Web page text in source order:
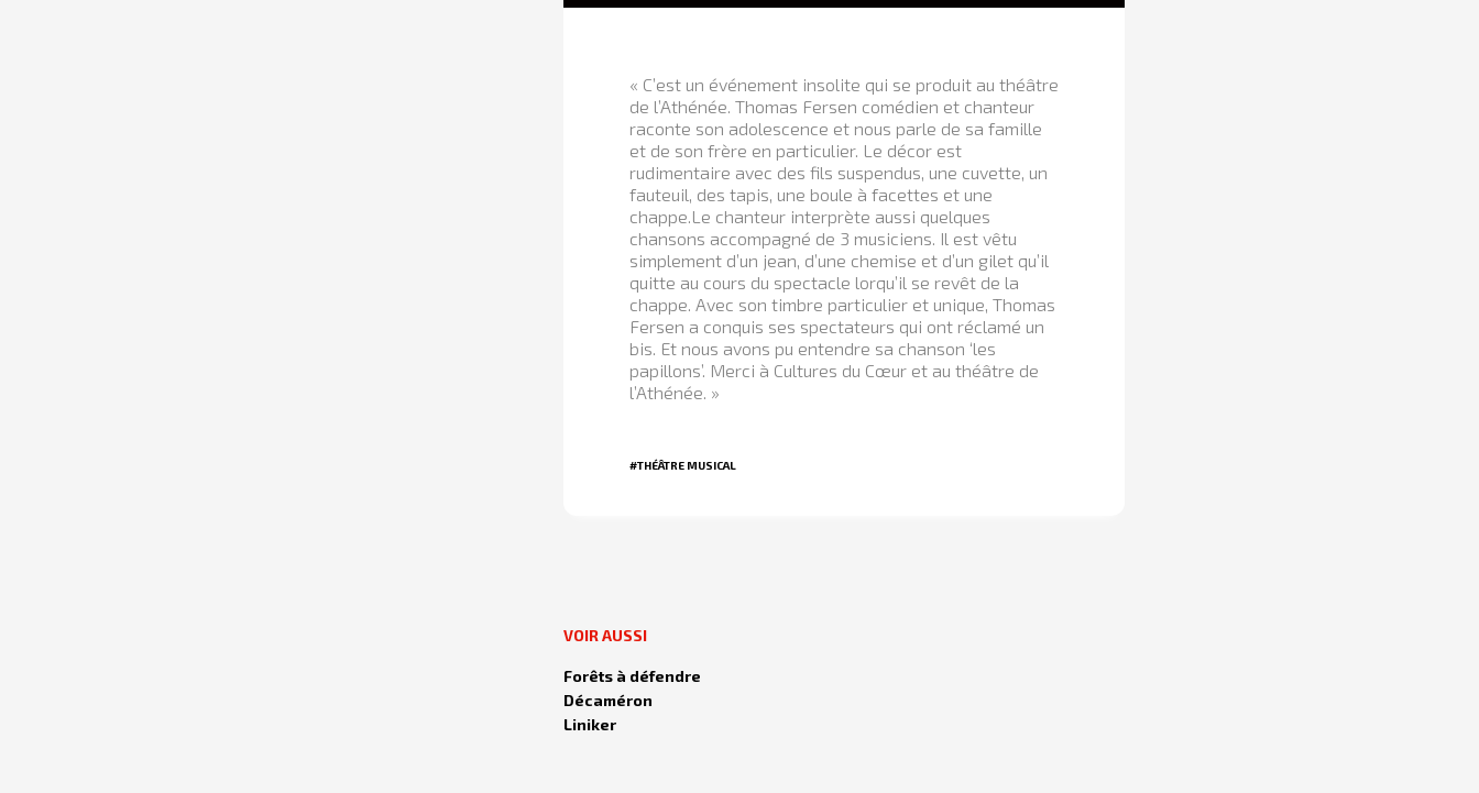
« C’est un événement insolite qui se produit au théâtre
de l’Athénée. Thomas Fersen comédien et chanteur
raconte son adolescence et nous parle de sa famille
et de son frère en particulier. Le décor est
rudimentaire avec des fils suspendus, une cuvette, un
fauteuil, des tapis, une boule à facettes et une
chappe.Le chanteur interprète aussi quelques
chansons accompagné de 3 musiciens. Il est vêtu
simplement d’un jean, d’une chemise et d’un gilet qu’il
quitte au cours du spectacle lorqu’il se revêt de la
chappe. Avec son timbre particulier et unique, Thomas
Fersen a conquis ses spectateurs qui ont réclamé un
bis. Et nous avons pu entendre sa chanson ‘les
papillons’. Merci à Cultures du Cœur et au théâtre de
l’Athénée. »
#THÉÂTRE MUSICAL
VOIR AUSSI
Forêts à défendre
Décaméron
Liniker